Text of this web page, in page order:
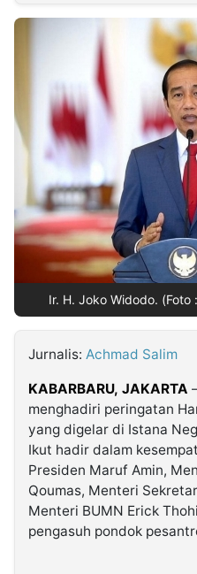
INDONESIA
Partner
Insight
NTB
Suara
Time
Lens
IDN
Daily
Jogja
Jalan
Rakyat
Idealita
News
Kita
Notice
Dinamikapost.com
Radar
Baru
Seedbacklink
Follow
Kabarbaru
Kabarbaru.co
2026
Kabarbaru
Ir. H. Joko Widodo.
Jurnalis: Achmad Salim
KABARBARU, JAKARTA
menghadiri peringatan
yang digelar di Istana
Ikut hadir dalam
Presiden Maruf Amin,
Qoumas, Menteri
Menteri BUMN Erick
pengasuh pondok